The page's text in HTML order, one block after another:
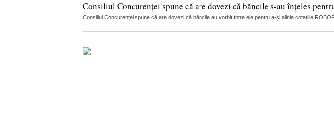
Consiliul Concurenței spune că are dovezi că băncile s-au înțeles
Consiliul Concurenței spune că are dovezi că băncile au vorbit între ele pentru a-și alinia cotațiile